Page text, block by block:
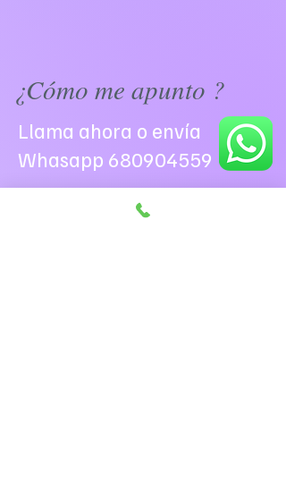
¿Cómo me apunto ?
Llama ahora o envía
Whasapp 680904559